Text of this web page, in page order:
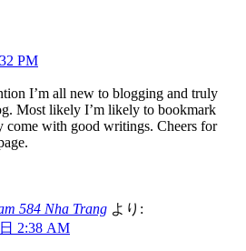
PM
I’m all new to blogging and truly
Most likely I’m likely to bookmark
come with good writings. Cheers for
584 Nha Trang より:
2:38 AM